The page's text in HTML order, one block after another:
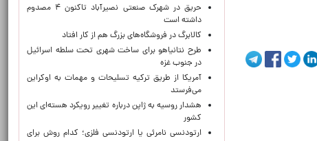
حریق در شهرک صنعتی نصیرآباد تاکنون ۴ مصدوم
داشته است
کالابرگ در فروشگاه‌های بزرگ هم از کار افتاد
طرح نتانیاهو برای ساخت شهری تحت سلطه اسرائیل
در جنوب غزه
آمریکا از طریق ترکیه تسلیحات و مهمات به اوکراین
می‌فرستد
هشدار روسیه به ژاپن درباره تغییر رویکرد هسته‌ای این
کشور
ارتودنسی نامرئی یا ارتودنسی فلزی؛ کدام روش برای